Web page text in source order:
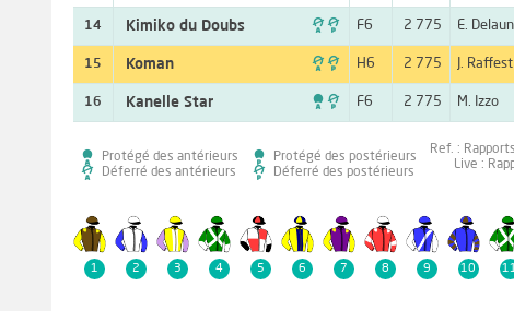
14 Kimiko du Doubs  F6 2 775 E.
15 Koman  H6 2 775 J.
16 Kanelle Star  F6 2 775 M. Izzo
Protégé des antérieurs
Déferré des antérieurs
Protégé des postérieurs
Déferré des postérieurs
Ref. :
Live :
1 2 3 4 5 6 7 8 9 10